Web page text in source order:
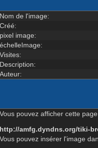
Nom de l'image:
Créé:
pixel image:
échelleImage:
Visites:
Description:
Auteur:
Vous pouvez afficher cette
http://amfg.dyndns.org/tiki-
Vous pouvez insérer l'image